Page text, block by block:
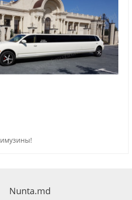
Nunta.md